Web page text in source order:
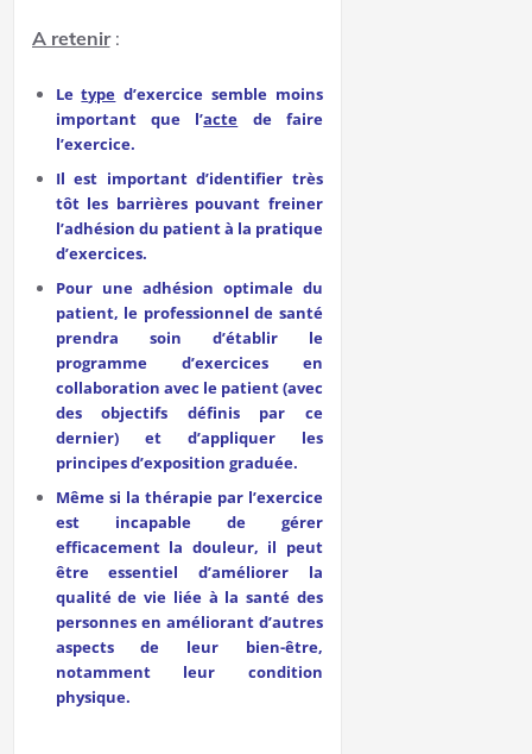
A retenir :
Letype d’exercice semble moins
important que l’acte de faire
l’exercice.
Il est important d’identifier très
tôt les barrières pouvant freiner
l’adhésion du patient à la pratique
d’exercices.
Pour une adhésion optimale du
patient, le professionnel de santé
prendra soin d’établir le
programme d’exercices en
collaboration avec le patient (avec
des objectifs définis par ce
dernier) et d’appliquer les
principes d’exposition graduée.
Même si la thérapie par l’exercice
est incapable de gérer
efficacement la douleur, il peut
être essentiel d’améliorer la
qualité de vie liée à la santé des
personnes en améliorant d’autres
aspects de leur bien-être,
notamment leur condition
physique.